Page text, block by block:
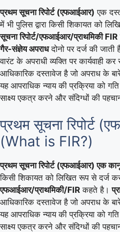
प्रथम सूचना रिपोर्ट (एफआईआर) एक
में भी पुलिस द्वारा किसी शिकायत को
सूचना रिपोर्ट/एफआईआर/प्राथमिकी FIR
गैर-संज्ञेय अपराधदोनो पर दर्ज की जाती
वारंट के अपराधी व्यक्ति पर कार्यवाही
आधिकारिक दस्तावेज है जो अपराध के
यह आपराधिक न्याय की प्रक्रिया को
साक्ष्य एकत्र करने और संदिग्धों की
प्रथम सूचना रिपोर्ट
(What is FIR?)
प्रथम सूचना रिपोर्ट (एफआईआर) एक
किसी शिकायत को लिखित रूप से दर्ज
एफआईआर/प्राथमिकी/FIR कहते है।
आधिकारिक दस्तावेज है जो अपराध के
यह आपराधिक न्याय की प्रक्रिया को
साक्ष्य एकत्र करने और संदिग्धों की